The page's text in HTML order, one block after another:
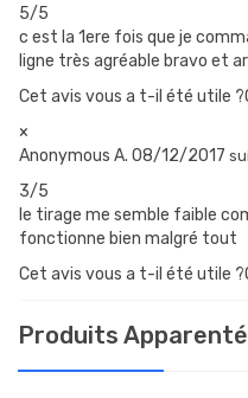
5/5
c est la 1ere fois que je
ligne très agréable bravo et
Cet avis vous a t-il été utile
×
Anonymous A. 08/12/2017
3/5
le tirage me semble faible
fonctionne bien malgré tout
Cet avis vous a t-il été utile
Produits